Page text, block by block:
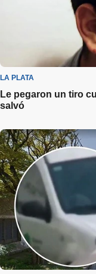
LA PLATA
Le pegaron un tiro
salvó